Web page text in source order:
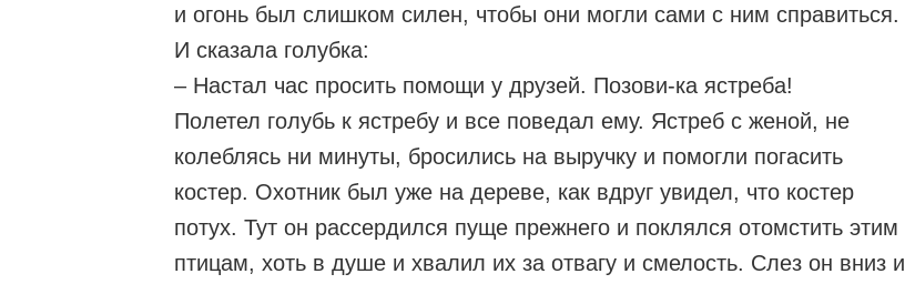
и огонь был слишком силен, чтобы они могли сами с ним справиться.
И сказала голубка:
– Настал час просить помощи у друзей. Позови-ка ястреба!
Полетел голубь к ястребу и все поведал ему. Ястреб с женой, не
колеблясь ни минуты, бросились на выручку и помогли погасить
костер. Охотник был уже на дереве, как вдруг увидел, что костер
потух. Тут он рассердился пуще прежнего и поклялся отомстить этим
птицам, хоть в душе и хвалил их за отвагу и смелость. Слез он вниз и